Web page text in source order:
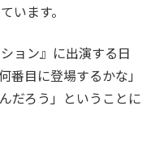
います。
ョン』に出演する日
番目に登場するかな」
だろう」ということに